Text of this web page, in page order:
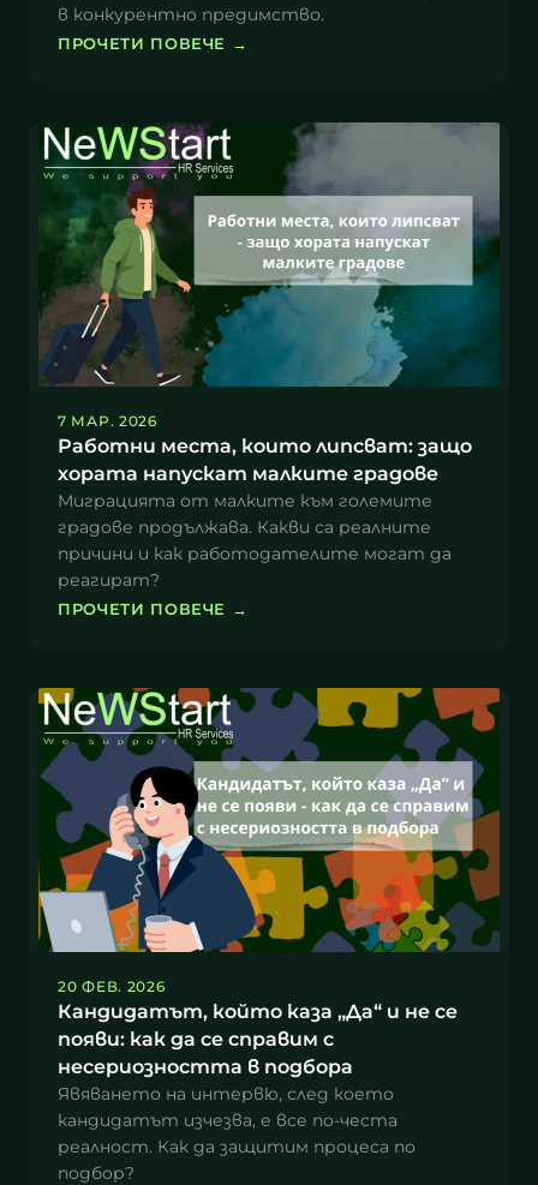
в конкурентно предимство.
ПРОЧЕТИ ПОВЕЧЕ →
7 МАР. 2026
Работни места, които липсват: защо
хората напускат малките градове
Миграцията от малките към големите
градове продължава. Какви са реалните
причини и как работодателите могат да
реагират?
ПРОЧЕТИ ПОВЕЧЕ →
20 ФЕВ. 2026
Кандидатът, който каза „Да“ и не се
появи: как да се справим с
несериозността в подбора
Явяването на интервю, след което
кандидатът изчезва, е все по-честа
реалност. Как да защитим процеса по
подбор?